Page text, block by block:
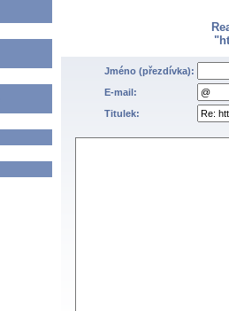
Jméno (přezdívka):
E-mail:
Titulek: